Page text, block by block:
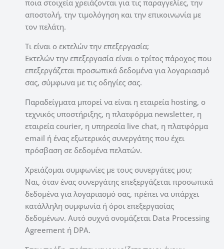
ποια στοιχεία χρειάζονται για τις παραγγελίες, την
αποστολή, την τιμολόγηση και την επικοινωνία με
τον πελάτη.
Τι είναι ο εκτελών την επεξεργασία;
Εκτελών την επεξεργασία είναι ο τρίτος πάροχος που
επεξεργάζεται προσωπικά δεδομένα για λογαριασμό
σας, σύμφωνα με τις οδηγίες σας.
Παραδείγματα μπορεί να είναι η εταιρεία hosting, ο
τεχνικός υποστήριξης, η πλατφόρμα newsletter, η
εταιρεία courier, η υπηρεσία live chat, η πλατφόρμα
email ή ένας εξωτερικός συνεργάτης που έχει
πρόσβαση σε δεδομένα πελατών.
Χρειάζομαι συμφωνίες με τους συνεργάτες μου;
Ναι, όταν ένας συνεργάτης επεξεργάζεται προσωπικά
δεδομένα για λογαριασμό σας, πρέπει να υπάρχει
κατάλληλη συμφωνία ή όροι επεξεργασίας
δεδομένων. Αυτό συχνά ονομάζεται Data Processing
Agreement ή DPA.